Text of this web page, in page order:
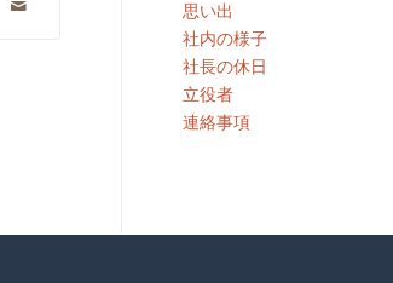
思い出
社内の様子
社長の休日
立役者
連絡事項